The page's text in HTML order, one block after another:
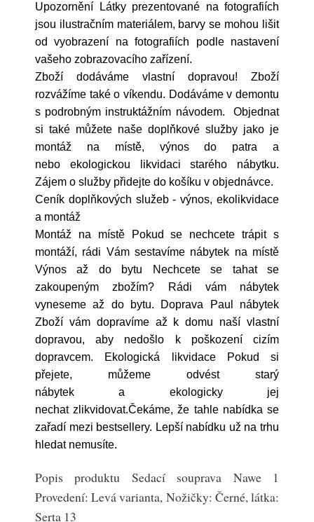
Upozornění Látky prezentované na fotografiích
jsou ilustračním materiálem, barvy se mohou lišit
od vyobrazení na fotografiích podle nastavení
vašeho zobrazovacího zařízení.
Zboží dodáváme vlastní dopravou! Zboží
rozvážíme také o víkendu. Dodáváme v demontu
s podrobným instruktážním návodem. Objednat
si také můžete naše doplňkové služby jako je
montáž na místě, výnos do patra a
nebo ekologickou likvidaci starého nábytku.
Zájem o služby přidejte do košíku v objednávce.
Ceník doplňkových služeb - výnos, ekolikvidace
a montáž
Montáž na místě Pokud se nechcete trápit s
montáží, rádi Vám sestavíme nábytek na místě
Výnos až do bytu Nechcete se tahat se
zakoupeným zbožím? Rádi vám nábytek
vyneseme až do bytu. Doprava Paul nábytek
Zboží vám dopravíme až k domu naší vlastní
dopravou, aby nedošlo k poškození cizím
dopravcem. Ekologická likvidace Pokud si
přejete, můžeme odvést starý
nábytek a ekologicky jej
nechat zlikvidovat.Čekáme, že tahle nabídka se
zařadí mezi bestsellery. Lepší nabídku už na trhu
hledat nemusíte.
Popis produktu Sedací souprava Nawe 1
Provedení: Levá varianta, Nožičky: Černé, látka:
Serta 13